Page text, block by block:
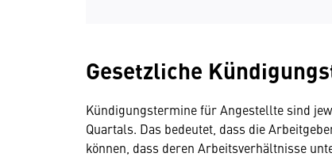
Gesetzliche
Kündigungstermine für Angestellte sind
Quartals. Das bedeutet, dass die
können, dass deren Arbeitsverhältnisse